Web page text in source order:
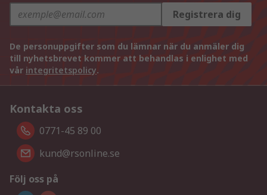
Registrera dig
De personuppgifter som du lämnar när du anmäler dig
till nyhetsbrevet kommer att behandlas i enlighet med
vår integritetspolicy.
Kontakta oss
0771-45 89 00
kund@rsonline.se
Följ oss på